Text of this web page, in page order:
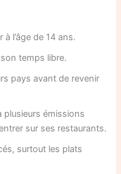
l’âge de 14 ans.
temps libre.
pays avant de revenir
plusieurs émissions
sur ses restaurants.
surtout les plats